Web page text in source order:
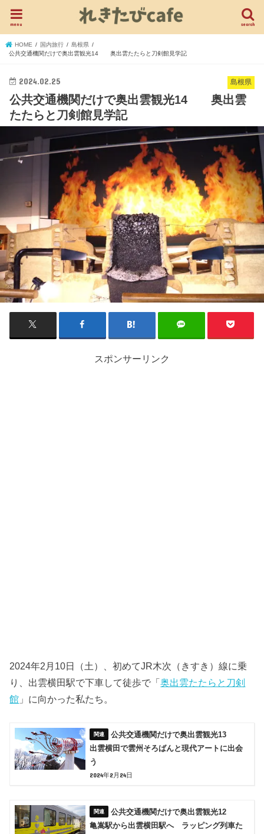
search
menu
HOME 国内旅行
島根県
公共交通機関だけで奥出雲観光14 奥出雲たたらと刀剣館見学記
島根県
2024.02.25
公共交通機関だけで奥出雲観光14 奥出雲
たたらと刀剣館見学記
スポンサーリンク
2024年2月10日（土）、初めてJR木次（きすき）線に乗
り、出雲横田駅で下車して徒歩で「奥出雲たたらと刀剣
館 」に向かった私たち。
公共交通機関だけで奥出雲観光13
出雲横田で雲州そろばんと現代アートに出会
う
2024年2月24日
公共交通機関だけで奥出雲観光12
亀嵩駅から出雲横田駅へ ラッピング列車た